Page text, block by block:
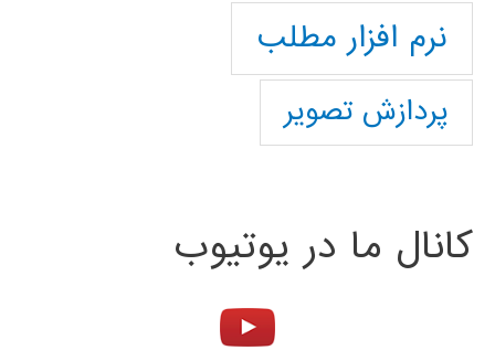
نرم افزار مطلب
پردازش تصویر
کانال ما در یوتیوب